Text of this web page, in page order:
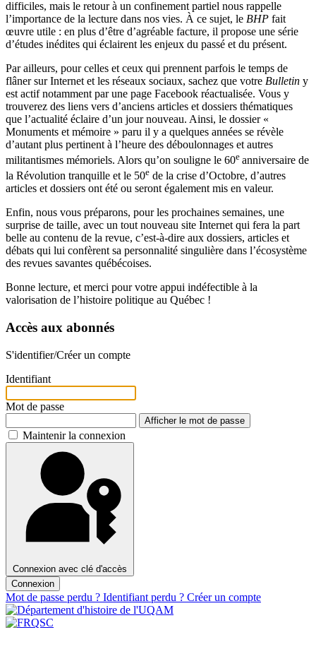
difficiles, mais le retour à un confinement partiel nous rappelle
l’importance de la lecture dans nos vies. À ce sujet, le BHP fait
œuvre utile : en plus d’être d’agréable facture, il propose une série
d’études inédites qui éclairent les enjeux du passé et du présent.
Par ailleurs, pour celles et ceux qui prennent parfois le temps de
flâner sur Internet et les réseaux sociaux, sachez que votre Bulletin y
est actif notamment par une page Facebook réactualisée. Vous y
trouverez des liens vers d’anciens articles et dossiers thématiques
que l’actualité éclaire d’un jour nouveau. Ainsi, le dossier «
Monuments et mémoire » paru il y a quelques années se révèle
d’autant plus pertinent à l’heure des déboulonnages et autres
militantismes mémoriels. Alors qu’on souligne le 60e anniversaire de
la Révolution tranquille et le 50e de la crise d’Octobre, d’autres
articles et dossiers ont été ou seront également mis en valeur.
Enfin, nous vous préparons, pour les prochaines semaines, une
surprise de taille, avec un tout nouveau site Internet qui fera la part
belle au contenu de la revue, c’est-à-dire aux dossiers, articles et
débats qui lui confèrent sa personnalité singulière dans l’écosystème
des revues savantes québécoises.
Bonne lecture, et merci pour votre appui indéfectible à la
valorisation de l’histoire politique au Québec !
Accès aux abonnés
S'identifier/Créer un compte
Identifiant
Mot de passe
Afficher le mot de passe
Maintenir la connexion
Connexion avec clé d'accès
Connexion
Mot de passe perdu ? Identifiant perdu ? Créer un compte